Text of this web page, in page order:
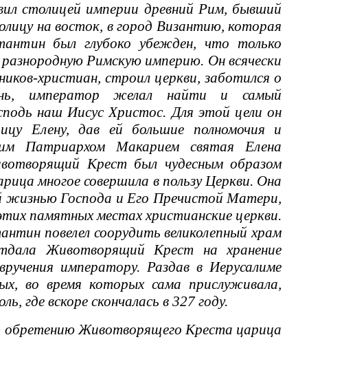
столицей империи древний Рим, бывший
на восток, в город Византию, которая
был глубоко убежден, что только
Римскую империю. Он всячески
христиан, строил церкви, заботился о
император желал найти и самый
наш Иисус Христос. Для этой цели он
Елену, дав ей большие полномочия и
Патриархом Макарием святая Елена
Крест был чудесным образом
многое совершила в пользу Церкви. Она
жизнью Господа и Его Пречистой Матери,
памятных местах христианские церкви.
повелел соорудить великолепный храм
Животворящий Крест на хранение
императору. Раздав в Иерусалиме
во время которых сама прислуживала,
где вскоре скончалась в 327 году.
обретению Животворящего Креста царица